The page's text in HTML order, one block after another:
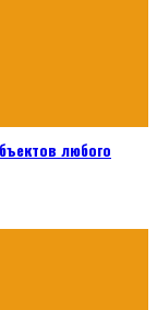
любого